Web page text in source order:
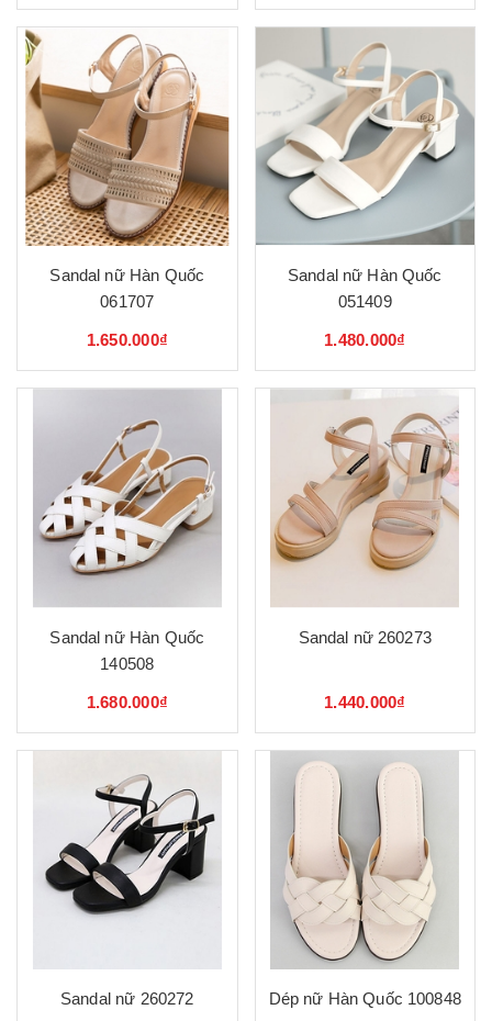
Sandal nữ Hàn Quốc
061707
1.650.000₫
Sandal nữ Hàn Quốc
051409
1.480.000₫
Sandal nữ Hàn Quốc
140508
1.680.000₫
Sandal nữ 260273
1.440.000₫
Sandal nữ 260272 Dép nữ Hàn Quốc 100848